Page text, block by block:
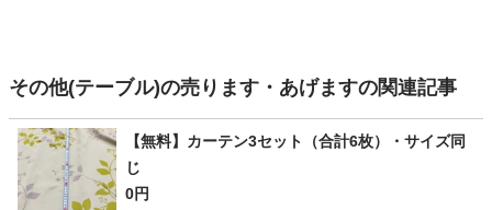
その他(テーブル)の売ります・あげますの関連記事
【無料】カーテン3セット（合計6枚）・サイズ同
じ
0円